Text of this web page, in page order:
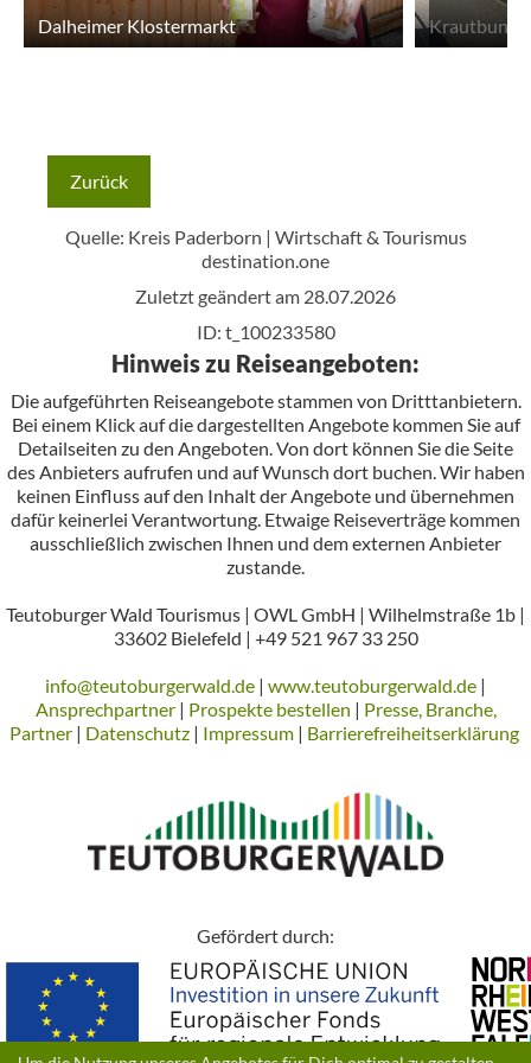
Dalheimer Klostermarkt
Zurück
Quelle: Kreis Paderborn | Wirtschaft & Tourismus
destination.one
Zuletzt geändert am 28.07.2026
ID: t_100233580
Hinweis zu Reiseangeboten:
Die aufgeführten Reiseangebote stammen von Dritttanbietern.
Bei einem Klick auf die dargestellten Angebote kommen Sie auf
Detailseiten zu den Angeboten. Von dort können Sie die Seite
des Anbieters aufrufen und auf Wunsch dort buchen. Wir haben
keinen Einfluss auf den Inhalt der Angebote und übernehmen
dafür keinerlei Verantwortung. Etwaige Reiseverträge kommen
ausschließlich zwischen Ihnen und dem externen Anbieter
zustande.
Teutoburger Wald Tourismus | OWL GmbH | Wilhelmstraße 1b |
33602 Bielefeld | +49 521 967 33 250
info@teutoburgerwald.de | www.teutoburgerwald.de |
Ansprechpartner| Prospekte bestellen | Presse, Branche,
Partner| Datenschutz| Impressum| Barrierefreiheitserklärung
Gefördert durch: